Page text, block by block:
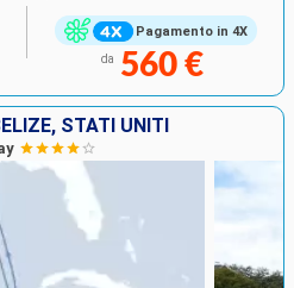
Pagamento in 4X
da 560 €
STATI UNITI